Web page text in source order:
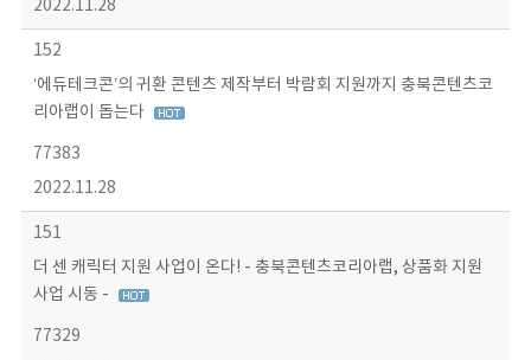
2022.11.28
152
‘에듀테크콘’의 귀환 콘텐츠 제작부터 박람회 지원까지 충북콘텐츠코
리아랩이 돕는다
77383
2022.11.28
151
더 센 캐릭터 지원 사업이 온다! - 충북콘텐츠코리아랩, 상품화 지원
사업 시동 -
77329